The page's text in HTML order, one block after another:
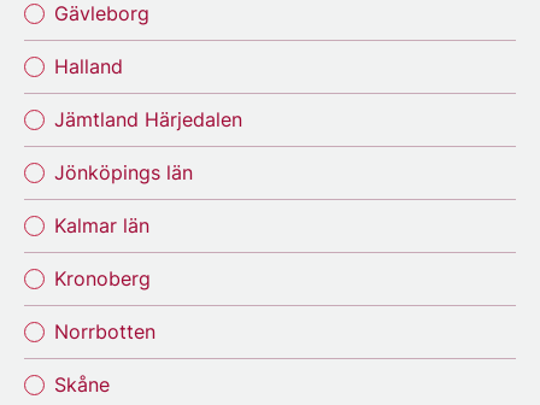
Gävleborg
Halland
Jämtland Härjedalen
Jönköpings län
Kalmar län
Kronoberg
Norrbotten
Skåne